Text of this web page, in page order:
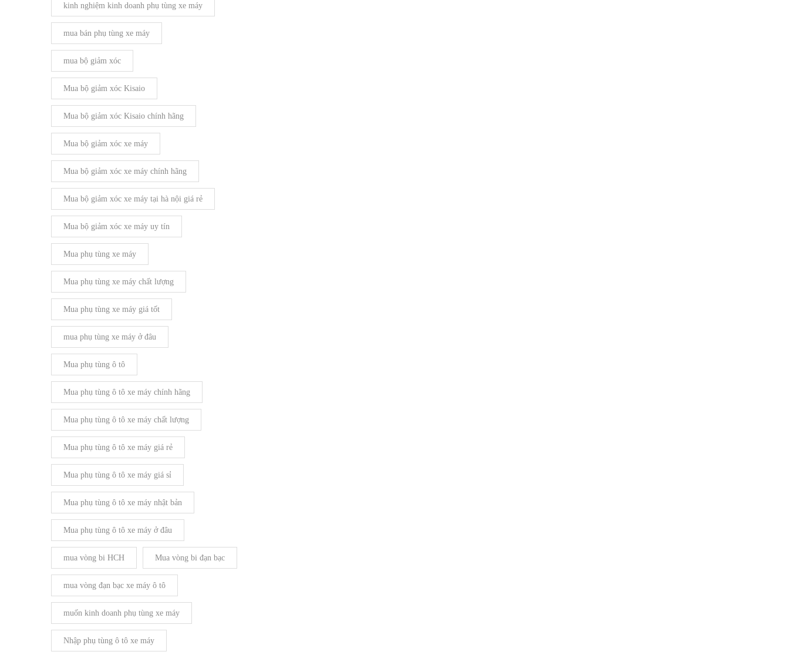
kinh nghiệm kinh doanh phụ tùng xe máy
mua bán phụ tùng xe máy
mua bộ giảm xóc
Mua bộ giảm xóc Kisaio
Mua bộ giảm xóc Kisaio chính hãng
Mua bộ giảm xóc xe máy
Mua bộ giảm xóc xe máy chính hãng
Mua bộ giảm xóc xe máy tại hà nội giá rẻ
Mua bộ giảm xóc xe máy uy tín
Mua phụ tùng xe máy
Mua phụ tùng xe máy chất lượng
Mua phụ tùng xe máy giá tốt
mua phụ tùng xe máy ở đâu
Mua phụ tùng ô tô
Mua phụ tùng ô tô xe máy chính hãng
Mua phụ tùng ô tô xe máy chất lượng
Mua phụ tùng ô tô xe máy giá rẻ
Mua phụ tùng ô tô xe máy giá sỉ
Mua phụ tùng ô tô xe máy nhật bản
Mua phụ tùng ô tô xe máy ở đâu
mua vòng bi HCH Mua vòng bi đạn bạc
mua vòng đạn bạc xe máy ô tô
muốn kinh doanh phụ tùng xe máy
Nhập phụ tùng ô tô xe máy